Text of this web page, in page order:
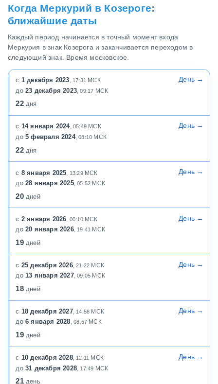
Когда Меркурий в Козероге:
ближайшие даты
Каждый период начинается в точный момент входа
Меркурия в знак Козерога и заканчивается переходом в
следующий знак. Время московское.
1 декабря 2023 17:31 МСК
23 декабря 2023 09:17 МСК
22дня
День →
14 января 2024 05:49МСК
5 февраля 2024 08:10 МСК
22дня
День →
8 января 2025 13:29МСК
28 января 2025 05:52 МСК
20дней
День →
2 января 2026 00:10МСК
20 января 2026 19:41 МСК
19дней
День →
25 декабря 2026 21:22 МСК
13 января 2027 09:05 МСК
18дней
День →
18 декабря 2027 14:58 МСК
6 января 2028 08:57МСК
19дней
День →
10 декабря 2028 12:11 МСК
31 декабря 2028 17:49 МСК
21день
День →